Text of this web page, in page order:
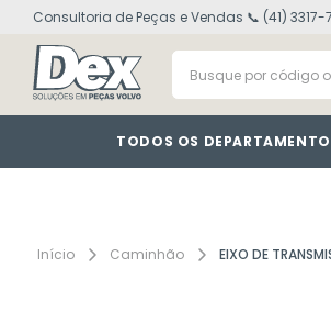
Consultoria de Peças e Vendas 📞 (41) 3317-
Busque por código
TODOS OS
Caminhão EIXO DE
1º volvo fh
3º vm
4º farol
5º lanterna
7 defletor